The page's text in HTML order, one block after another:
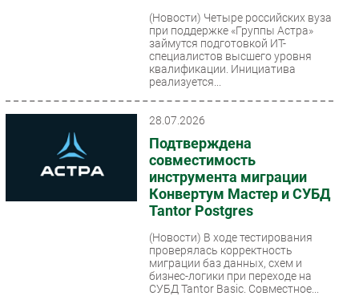
(Новости) Четыре российских вуза
при поддержке «Группы Астра»
займутся подготовкой ИТ-
специалистов высшего уровня
квалификации. Инициатива
реализуется...
28.07.2026
Подтверждена
совместимость
инструмента миграции
Конвертум Мастер и СУБД
Tantor Postgres
(Новости) В ходе тестирования
проверялась корректность
миграции баз данных, схем и
бизнес-логики при переходе на
СУБД Tantor Basic. Совместное...